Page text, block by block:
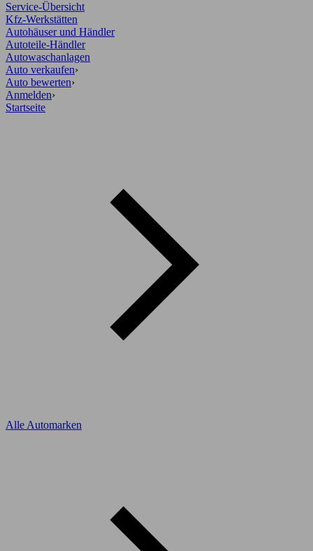
Service-Übersicht
Kfz-Werkstätten
Autohäuser und Händler
Autoteile-Händler
Autowaschanlagen
Auto verkaufen›
Auto bewerten›
Anmelden›
Startseite
Alle Automarken